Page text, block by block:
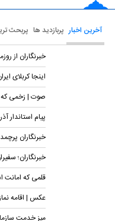
آخرین اخبار پربازدید ها پربحث
خبرنگاران از
اینجا کربلای
صوت | زخمی که
پیام استاندار
خبرنگاران
خبرنگاران؛
قلمی که
عکس | اقامه
میز خدمت